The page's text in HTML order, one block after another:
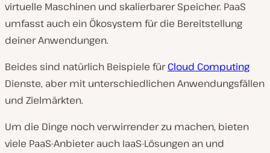
virtuelle Maschinen und skalierbarer Speicher. PaaS
umfasst auch ein Ökosystem für die Bereitstellung
deiner Anwendungen.
Beides sind natürlich Beispiele fürCloud Computing
Dienste, aber mit unterschiedlichen Anwendungsfällen
und Zielmärkten.
Um die Dinge noch verwirrender zu machen, bieten
viele PaaS-Anbieter auch IaaS-Lösungen an und